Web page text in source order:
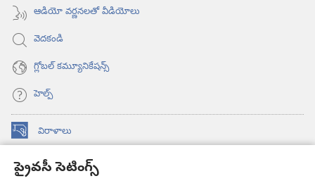
ప్రైవసీ సెటింగ్స్
ఆడియో వర్ణనలతో వీడియోలు
వెదకండి
గ్లోబల్‌ కమ్యూనికేషన్స్‌
హెల్ప్‌
విరాళాలు
(కొత్త
ఓపెన్‌ కావలికోట ఆన్‌లైన్‌ లైబ్రరీ
(కొత్త